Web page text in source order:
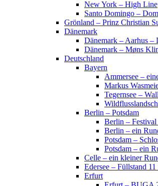
New York – High Line
Santo Domingo –
Grönland – Prinz Christian
Dänemark
Dänemark – Aarhus –
Dänemark – Møns
Deutschland
Bayern
Ammersee –
Markus
Tegernsee –
Berlin – Potsdam
Berlin –
Berlin – ein
Potsdam –
Potsdam – ein
Celle – ein kleiner
Edersee – Füllstand 11
Erfurt